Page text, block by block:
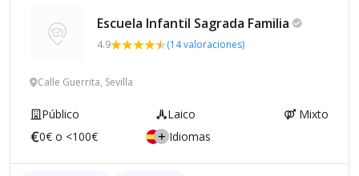
Escuela Infantil Sagrada Familia
4.9 (14 valoraciones)
Calle Guerrita, Sevilla
Público Laico
Mixto
0€ o <100€
Idiomas